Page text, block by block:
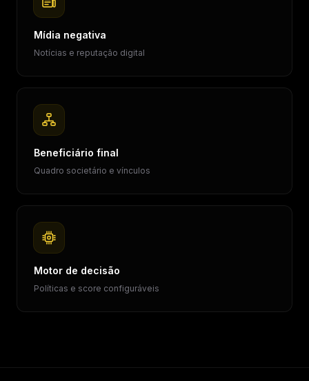
Mídia negativa
Notícias e reputação digital
Beneficiário final
Quadro societário e vínculos
Motor de decisão
Políticas e score configuráveis